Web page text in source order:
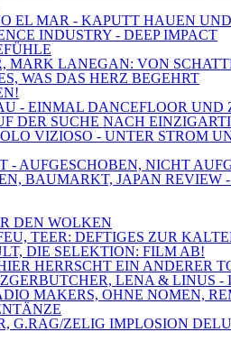
EL MAR - KAPUTT HAUEN
INDUSTRY - DEEP IMPACT
MARK LANEGAN: VON
WAS DAS HERZ BEGEHRT
- EINMAL DANCEFLOOR UND
DER SUCHE NACH
VIZIOSO - UNTER STROM
AUFGESCHOBEN, NICHT
BAUMARKT, JAPAN REVIEW
DEN WOLKEN
TEER: DEFTIGES ZUR
DIE SELEKTION: FILM AB!
HERRSCHT EIN ANDERER
LENA & LINUS
MAKERS, OHNE NOMEN,
G.RAG/ZELIG IMPLOSION